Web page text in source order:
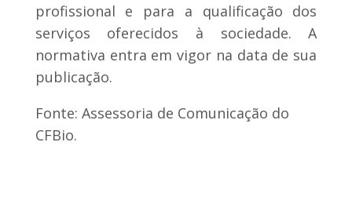
profissional e para a qualificação dos
serviços oferecidos à sociedade. A
normativa entra em vigor na data de sua
publicação.
Fonte: Assessoria de Comunicação do
CFBio.